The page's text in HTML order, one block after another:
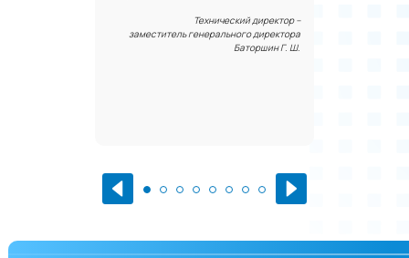
Технический директор –
заместитель генерального директора
Баторшин Г. Ш.